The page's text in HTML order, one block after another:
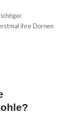
ihre Dornen